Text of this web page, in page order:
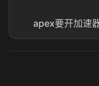
apex要开加速